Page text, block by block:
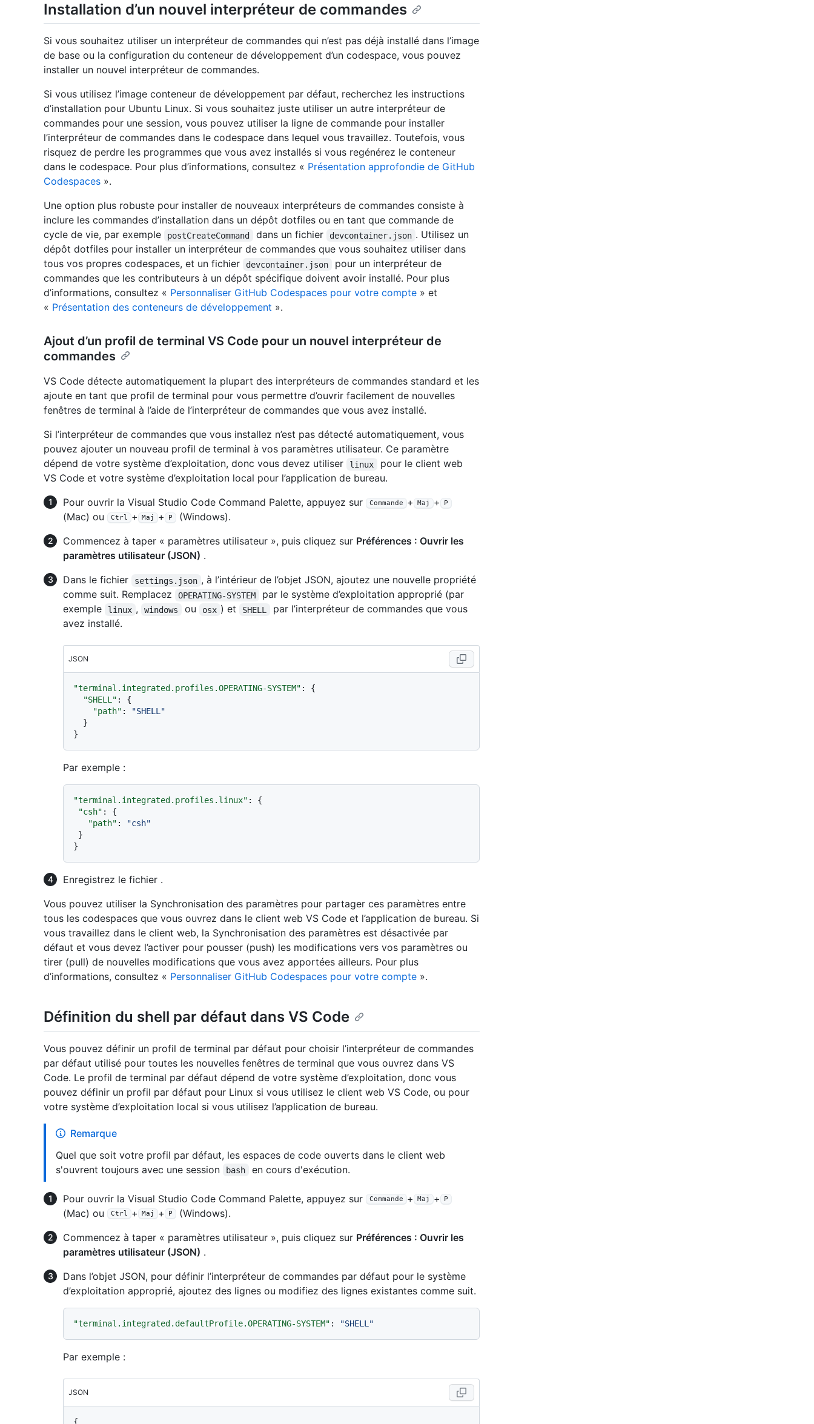
Installation d’un nouvel interpréteur de commandes
Si vous souhaitez utiliser un interpréteur de commandes qui n’est pas déjà installé dans l’image
de base ou la configuration du conteneur de développement d’un codespace, vous pouvez
installer un nouvel interpréteur de commandes.
Si vous utilisez l’image conteneur de développement par défaut, recherchez les instructions
d’installation pour Ubuntu Linux. Si vous souhaitez juste utiliser un autre interpréteur de
commandes pour une session, vous pouvez utiliser la ligne de commande pour installer
l’interpréteur de commandes dans le codespace dans lequel vous travaillez. Toutefois, vous
risquez de perdre les programmes que vous avez installés si vous regénérez le conteneur
dans le codespace. Pour plus d’informations, consultez « Présentation approfondie de GitHub
Codespaces ».
Une option plus robuste pour installer de nouveaux interpréteurs de commandes consiste à
inclure les commandes d’installation dans un dépôt dotfiles ou en tant que commande de
cycle de vie, par exemple
postCreateCommand dans un fichier devcontainer.json . Utilisez un
dépôt dotfiles pour installer un interpréteur de commandes que vous souhaitez utiliser dans
tous vos propres codespaces, et un fichier
devcontainer.json
pour un interpréteur de
commandes que les contributeurs à un dépôt spécifique doivent avoir installé. Pour plus
d’informations, consultez « Personnaliser GitHub Codespaces pour votre compte » et
« Présentation des conteneurs de développement ».
Ajout d’un profil de terminal VS Code pour un nouvel interpréteur de
commandes
VS Code détecte automatiquement la plupart des interpréteurs de commandes standard et les
ajoute en tant que profil de terminal pour vous permettre d’ouvrir facilement de nouvelles
fenêtres de terminal à l’aide de l’interpréteur de commandes que vous avez installé.
Si l’interpréteur de commandes que vous installez n’est pas détecté automatiquement, vous
pouvez ajouter un nouveau profil de terminal à vos paramètres utilisateur. Ce paramètre
dépend de votre système d’exploitation, donc vous devez utiliser
linux
pour le client web
VS Code et votre système d’exploitation local pour l’application de bureau.
Pour ouvrir la Visual Studio Code Command Palette, appuyez sur
Commande + Maj + P
(Mac) ou Ctrl + Maj + P
(Windows).
Commencez à taper « paramètres utilisateur », puis cliquez sur Préférences : Ouvrir les
paramètres utilisateur (JSON) .
Dans le fichier
settings.json , à l’intérieur de l’objet JSON, ajoutez une nouvelle propriété
comme suit. Remplacez
OPERATING-SYSTEM
par le système d’exploitation approprié (par
exemple
linux , windows ou osx ) et SHELL
par l’interpréteur de commandes que vous
avez installé.
JSON
"terminal.integrated.profiles.OPERATING-SYSTEM" :
{
"SHELL" :
{
"path" :
"SHELL"
}
}
Par exemple :
"terminal.integrated.profiles.linux" :
{
"csh" :
{
"path" :
"csh"
}
}
Enregistrez le fichier .
Vous pouvez utiliser la Synchronisation des paramètres pour partager ces paramètres entre
tous les codespaces que vous ouvrez dans le client web VS Code et l’application de bureau. Si
vous travaillez dans le client web, la Synchronisation des paramètres est désactivée par
défaut et vous devez l’activer pour pousser (push) les modifications vers vos paramètres ou
tirer (pull) de nouvelles modifications que vous avez apportées ailleurs. Pour plus
d’informations, consultez « Personnaliser GitHub Codespaces pour votre compte ».
Définition du shell par défaut dans VS Code
Vous pouvez définir un profil de terminal par défaut pour choisir l’interpréteur de commandes
par défaut utilisé pour toutes les nouvelles fenêtres de terminal que vous ouvrez dans VS
Code. Le profil de terminal par défaut dépend de votre système d’exploitation, donc vous
pouvez définir un profil par défaut pour Linux si vous utilisez le client web VS Code, ou pour
votre système d’exploitation local si vous utilisez l’application de bureau.
Remarque
Quel que soit votre profil par défaut, les espaces de code ouverts dans le client web
s'ouvrent toujours avec une session
bash en cours d'exécution.
Pour ouvrir la Visual Studio Code Command Palette, appuyez sur Commande + Maj + P
(Mac) ou Ctrl + Maj + P
(Windows).
Commencez à taper « paramètres utilisateur », puis cliquez sur Préférences : Ouvrir les
paramètres utilisateur (JSON) .
Dans l’objet JSON, pour définir l’interpréteur de commandes par défaut pour le système
d’exploitation approprié, ajoutez des lignes ou modifiez des lignes existantes comme suit.
"terminal.integrated.defaultProfile.OPERATING-SYSTEM" : "SHELL"
Par exemple :
JSON
{